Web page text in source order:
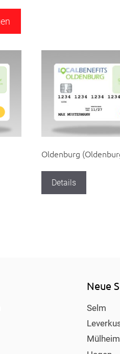
Oldenburg
Details
Neue
Selm